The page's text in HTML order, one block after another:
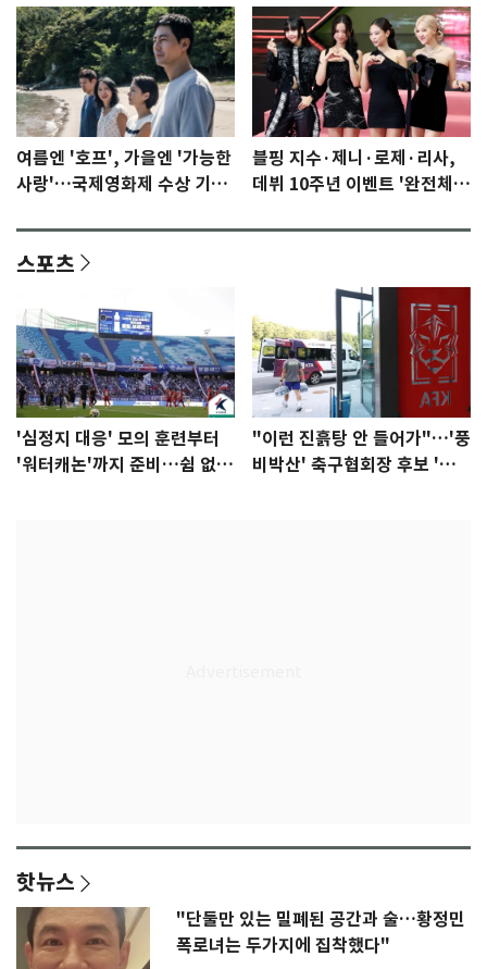
여름엔 '호프', 가을엔 '가능한
사랑'…국제영화제 수상 기대
블핑 지수·제니·로제·리사,
데뷔 10주년 이벤트 '완전체'
스포츠
'심정지 대응' 모의 훈련부터
'워터캐논'까지 준비…쉼 없는
"이런 진흙탕 안 들어가"…'풍
비박산' 축구협회장 후보 '실
핫뉴스
"단둘만 있는 밀폐된 공간과 술…황정민
폭로녀는 두가지에 집착했다"